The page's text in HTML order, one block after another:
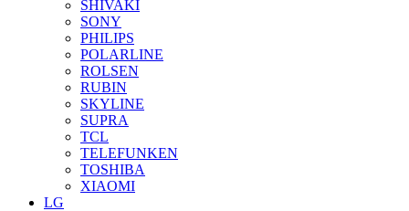
SHIVAKI
SONY
PHILIPS
POLARLINE
ROLSEN
RUBIN
SKYLINE
SUPRA
TCL
TELEFUNKEN
TOSHIBA
XIAOMI
LG